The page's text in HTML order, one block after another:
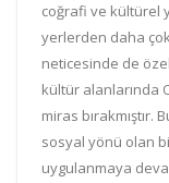
coğrafi ve kültürel
yerlerden daha
neticesinde de
kültür alanlarında
miras
sosyal yönü olan
uygulanmaya